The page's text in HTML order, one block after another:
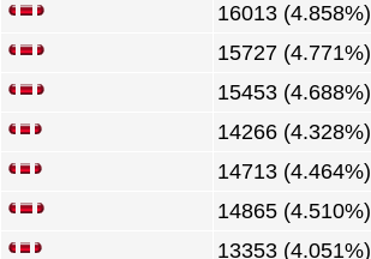
16013 (4.858%)
15727 (4.771%)
15453 (4.688%)
14266 (4.328%)
14713 (4.464%)
14865 (4.510%)
13353 (4.051%)